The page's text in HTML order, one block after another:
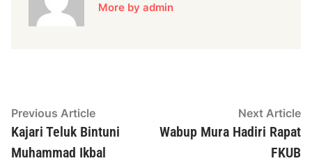
More by admin
Navigasi
pos
Previous ArticlePrevious
article:
Kajari Teluk Bintuni
Muhammad Ikbal
Next Article
Wabup Mura Hadiri Rapat
FKUB